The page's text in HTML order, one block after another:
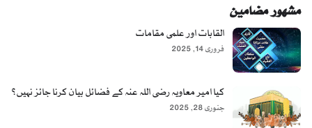
مشہور مضامین
القابات اور علمی مقامات
فروری 14, 2025
کیا امیر معاویہ رضی اللہ عنہ کے فضائل بیان کرنا جائز نہیں؟
جنوری 28, 2025